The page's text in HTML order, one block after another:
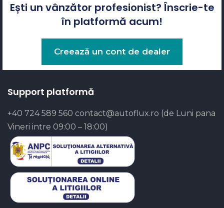
Ești un vânzător profesionist? Înscrie-te
în platformă acum!
Creează un cont de dealer
Support platformă
+40 724 589 560 contact@autoflux.ro (de Luni pana
Vineri intre 09:00 – 18:00)